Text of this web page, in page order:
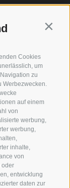
Cookies
um
zu
Werbezwecken.
auf einem
von
werbung,
werbung,
inhalte,
von
oder
entwicklung
daten zur